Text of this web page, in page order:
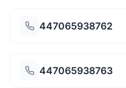
447065938762
447065938763